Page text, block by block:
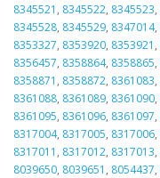
8345521 , 8345522, 8345523,
8345528, 8345529, 8347014,
8353327, 8353920, 8353921 ,
8356457, 8358864, 8358865,
8358871 , 8358872, 8361083,
8361088, 8361089, 8361090,
8361095, 8361096, 8361097,
8317004, 8317005, 8317006,
8317011 , 8317012, 8317013,
8039650, 8039651 , 8054437,